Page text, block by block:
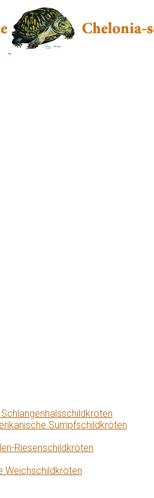
Sumpfschildkröten
Riesenschildkröten
Weichschildkröten